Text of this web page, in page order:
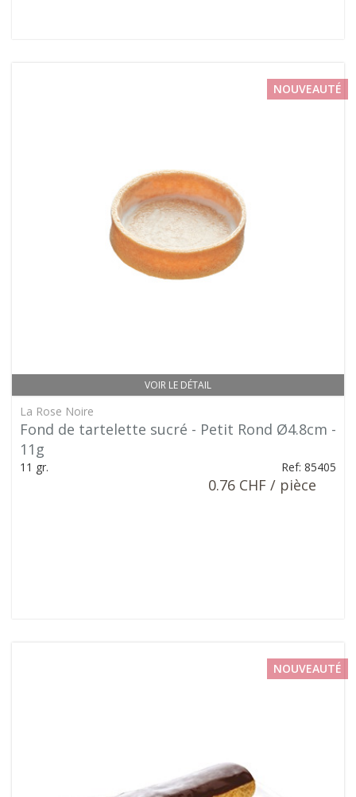
VOIR LE DÉTAIL
NOUVEAUTÉ
La Rose Noire
Fond de tartelette sucré - Petit Rond Ø4.8cm -
11g
11 gr. Ref: 85405
0.76 CHF / pièce
NOUVEAUTÉ